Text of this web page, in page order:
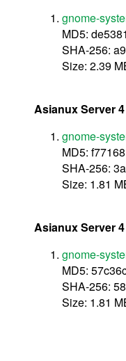
gnome-
MD5:
SHA-256:
Size: 2.39
Asianux Server
gnome-
MD5:
SHA-256:
Size: 1.81
Asianux Server
gnome-
MD5:
SHA-256:
Size: 1.81